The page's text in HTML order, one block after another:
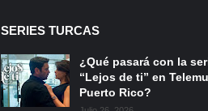
SERIES TURCAS
¿Qué pasará con la
“Lejos de ti” en
Puerto Rico?